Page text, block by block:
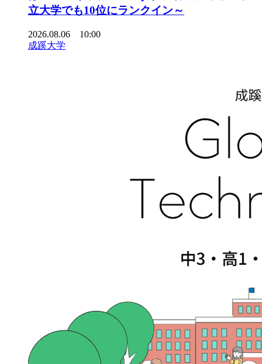
立大学でも10位にランクイン～
2026.08.06 10:00
成蹊大学